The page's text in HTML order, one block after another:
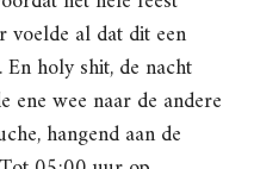
voelde al dat dit een
holy shit, de nacht
wee naar de andere
hangend aan de